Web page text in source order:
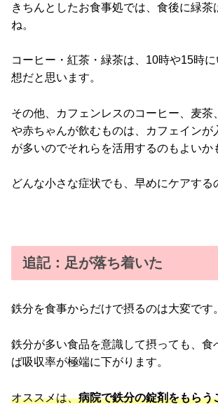
きちんとしたお食事処では、食後に緑茶
ね。
コーヒー・紅茶・緑茶は、10時や15時
想だと思います。
その他、カフェンレスのコーヒー、麦茶
や赤ちゃんが飲むものは、カフェインが
が多いのでそれらを活用するのもよいか
どんな小さな症状でも、早めにケアする
追記：足が落ち着いた
鉄分を食事からだけで摂るのは大変です。
鉄分が多い食品を意識して摂っても、食
ば吸収率が極端に下がります。
オススメは、病院で鉄分の錠剤をもらう